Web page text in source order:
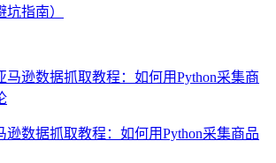
指南）
逊数据抓取教程：如何用Python采集商品